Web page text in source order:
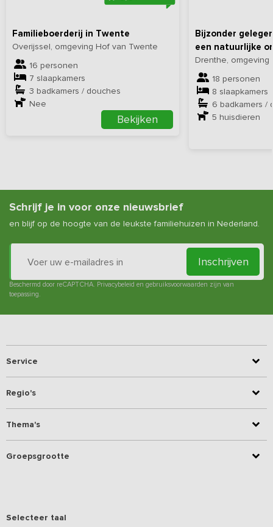
Familieboerderij in Twente
Overijssel, omgeving Hof van Twente
16 personen
7 slaapkamers
3 badkamers / douches
Nee
Bekijken
Bijzonder
een natuurlijke
Drenthe,
18 personen
8 slaapkamers
6 badkamers /
5 huisdieren
Schrijf je in voor onze nieuwsbrief
en blijf op de hoogte van de leukste familiehuizen in Nederland.
Inschrijven
Beschermd door reCAPTCHA. Privacybeleid en gebruiksvoorwaarden zijn van
toepassing.
Service
Regio's
Thema's
Groepsgrootte
Selecteer taal